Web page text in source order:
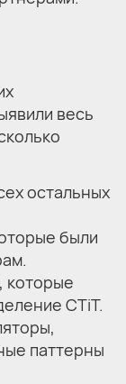
весь
остальных
были
которые
CTiT.
паттерны